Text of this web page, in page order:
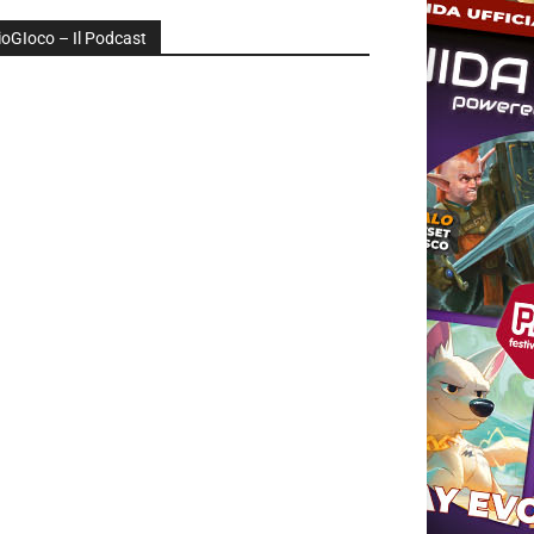
ioGIoco – Il Podcast